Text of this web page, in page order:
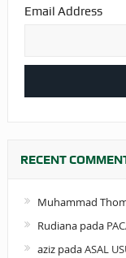
Email Address
RECENT
Muhammad
Rudianapada
azizpadaASAL